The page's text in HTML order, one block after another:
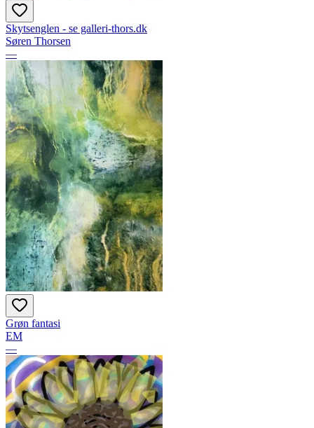
Skytsenglen - se galleri-thors.dk
Søren Thorsen
—
Grøn fantasi
EM
—